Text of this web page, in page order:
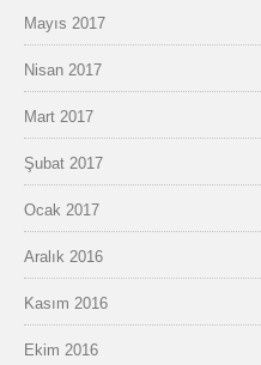
Mayıs 2017
Nisan 2017
Mart 2017
Şubat 2017
Ocak 2017
Aralık 2016
Kasım 2016
Ekim 2016